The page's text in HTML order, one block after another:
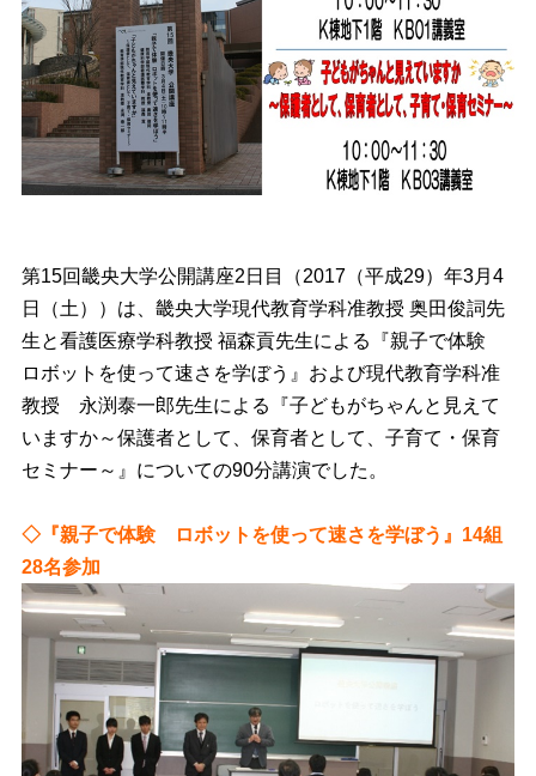
第15回畿央大学公開講座2日目（2017（平成29）年3月4
日（土））は、畿央大学現代教育学科准教授 奥田俊詞先
生と看護医療学科教授 福森貢先生による『親子で体験
ロボットを使って速さを学ぼう』および現代教育学科准
教授 永渕泰一郎先生による『子どもがちゃんと見えて
いますか～保護者として、保育者として、子育て・保育
セミナー～』についての90分講演でした。
◇『親子で体験 ロボットを使って速さを学ぼう』14組
28名参加